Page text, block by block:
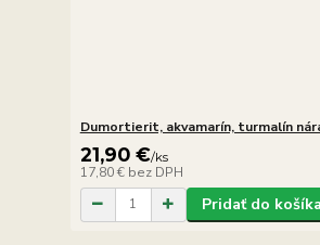
Dumortierit, akvamarín, turmalín
21,90 €/ks
17,80 € bez DPH
Pridať do košíka